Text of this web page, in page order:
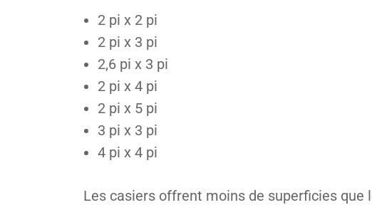
2 pi x 2 pi
2 pi x 3 pi
2,6 pi x 3 pi
2 pi x 4 pi
2 pi x 5 pi
3 pi x 3 pi
4 pi x 4 pi
Les casiers offrent moins de superficies que